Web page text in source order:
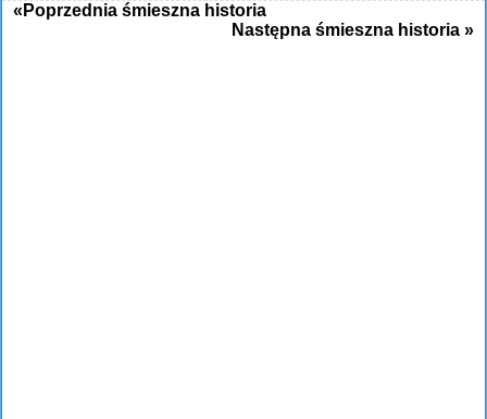
«Poprzednia śmieszna historia
Następna śmieszna historia »